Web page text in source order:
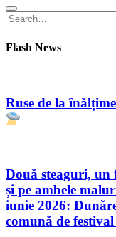
Search
for:
Search
Flash News
Ruse de la
Două steaguri, un
și pe ambele
iunie 2026:
comună de